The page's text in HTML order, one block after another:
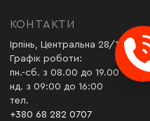
КОНТАКТИ
Ірпінь, Центральна 28/1
Графік роботи:
пн.-сб. з 08.00 до 19.00
нд. з 09:00 до 16:00
тел.
+380 68 282 0707